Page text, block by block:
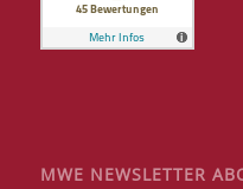
MWE NEWSLETTER